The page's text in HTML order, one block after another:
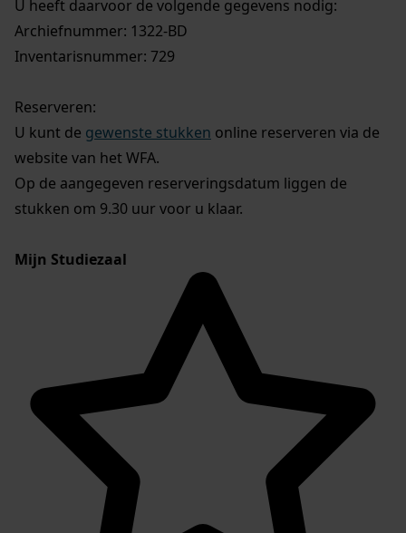
U heeft daarvoor de volgende gegevens nodig:
Archiefnummer: 1322-BD
Inventarisnummer: 729
Reserveren:
U kunt de gewenste stukken online reserveren via de
website van het WFA.
Op de aangegeven reserveringsdatum liggen de
stukken om 9.30 uur voor u klaar.
Mijn Studiezaal